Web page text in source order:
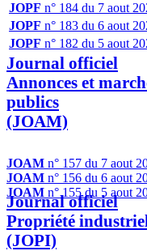
JOPF n° 184 du 7 aout
JOPF n° 183 du 6 aout
JOPF n° 182 du 5 aout
Journal officiel
Annonces et
publics
(JOAM)
JOAM n° 157 du 7 aout
JOAM n° 156 du 6 aout
JOAM n° 155 du 5 aout
Journal officiel
Propriété
(JOPI)